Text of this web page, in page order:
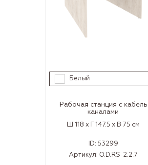
Белый
Рабочая станция с кабель
каналами
Ш 118 x Г 147.5 x В 75 см
ID: 53299
Артикул: O.D.RS-2.2.7